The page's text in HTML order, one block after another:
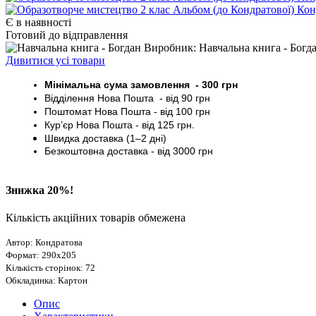
Є в наявності
Готовий до відправлення
Виробник: Навчальна книга -
Дивитися усі товари
Мінімальна сума замовлення - 300 грн
Відділення Нова Пошта - від 90 грн
ПоштоматНова Пошта - від 100 грн
Кур’єр Нова Пошта - від 125 грн.
Швидка доставка (1–2 дні)
Безкоштовна доставка - від 3000 грн
Знижка 20%!
Кількість акційних товарів обмежена
Автор: Кондратова
Формат: 290х205
Кількість сторінок: 72
Обкладинка: Картон
Опис